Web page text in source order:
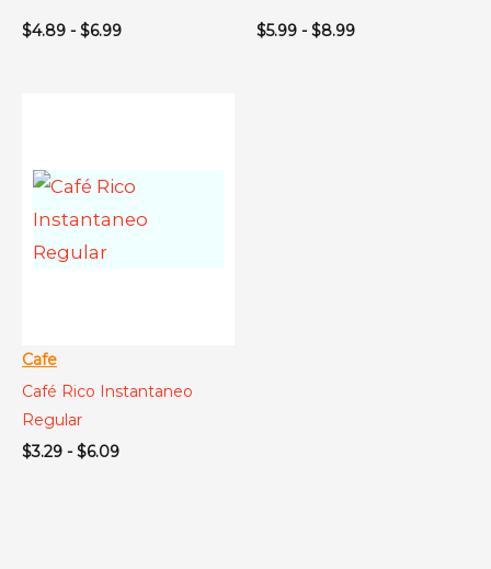
$4.89 - $6.99Rango
$5.99 - $8.99Rango
Cafe
Café Rico Instantaneo
Regular
$3.29 - $6.09Rango